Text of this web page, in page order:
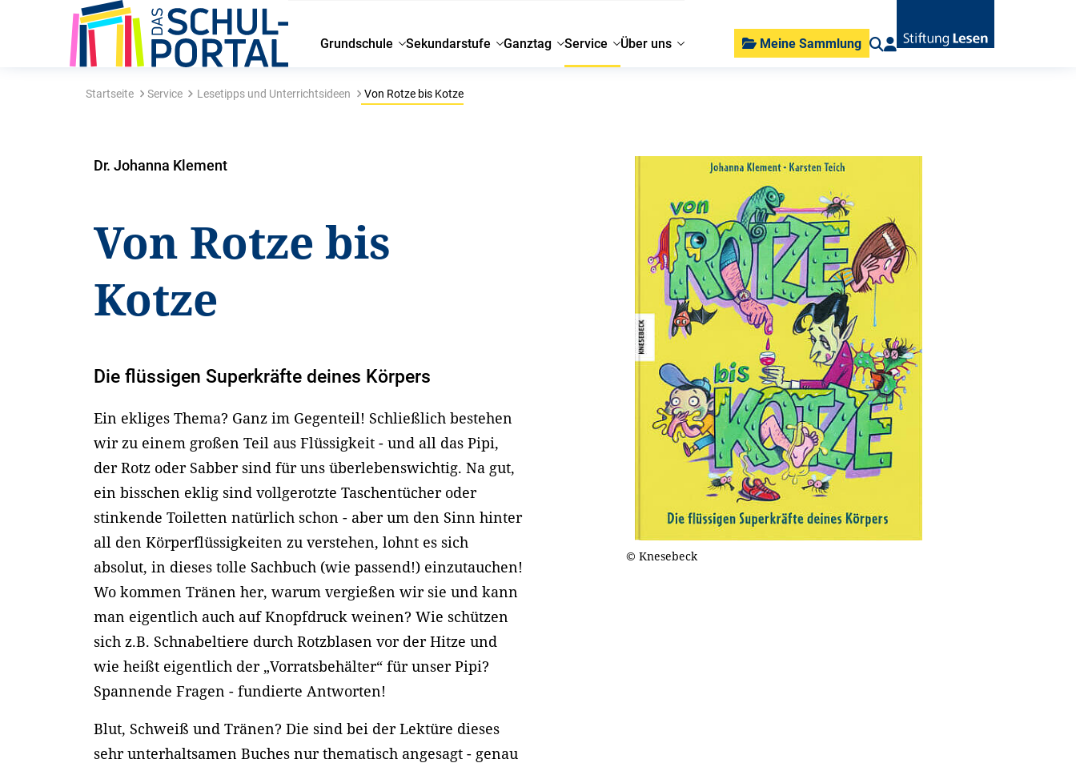
Grundschule Sekundarstufe Ganztag Service Über uns Meine Sammlung
Startseite Service Lesetipps und Unterrichtsideen Von Rotze bis Kotze
Dr. Johanna Klement
Von Rotze bis
Kotze
Die flüssigen Superkräfte deines Körpers
Ein ekliges Thema? Ganz im Gegenteil! Schließlich bestehen
wir zu einem großen Teil aus Flüssigkeit - und all das Pipi,
der Rotz oder Sabber sind für uns überlebenswichtig. Na gut,
ein bisschen eklig sind vollgerotzte Taschentücher oder
stinkende Toiletten natürlich schon - aber um den Sinn hinter
all den Körperflüssigkeiten zu verstehen, lohnt es sich
absolut, in dieses tolle Sachbuch (wie passend!) einzutauchen!
Wo kommen Tränen her, warum vergießen wir sie und kann
man eigentlich auch auf Knopfdruck weinen? Wie schützen
sich z.B. Schnabeltiere durch Rotzblasen vor der Hitze und
wie heißt eigentlich der „Vorratsbehälter“ für unser Pipi?
Spannende Fragen - fundierte Antworten!
Blut, Schweiß und Tränen? Die sind bei der Lektüre dieses
sehr unterhaltsamen Buches nur thematisch angesagt - genau
© Knesebeck